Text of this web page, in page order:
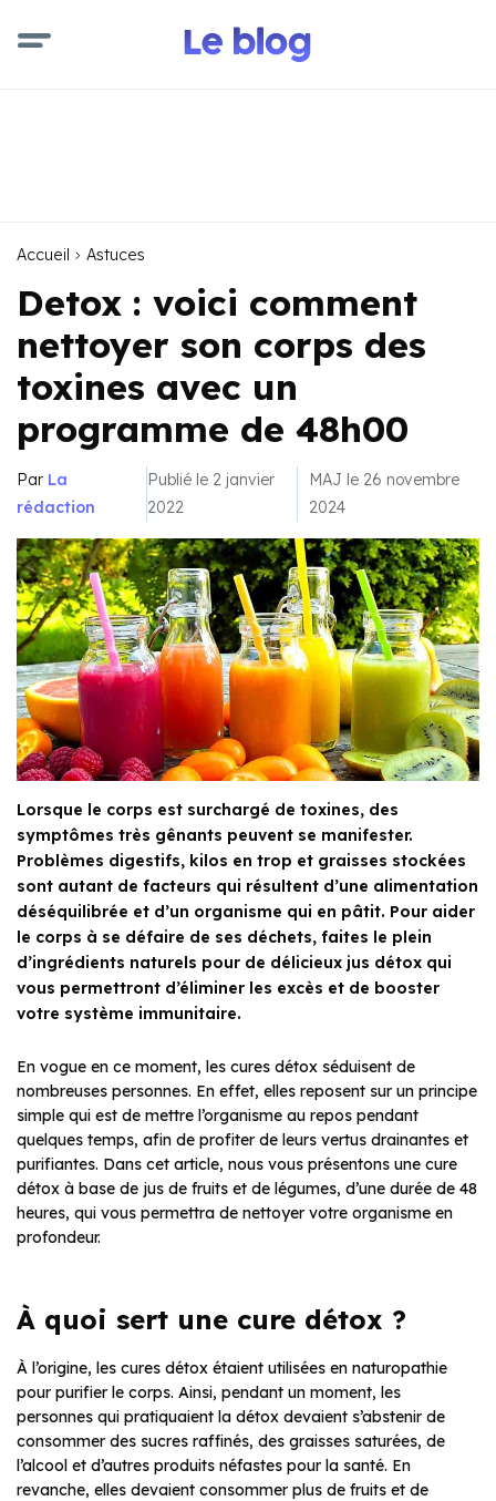
Accueil Astuces
Detox : voici comment
nettoyer son corps des
toxines avec un
programme de 48h00
Par La
rédaction
Publié le 2 janvier
2022
MAJ le 26 novembre
2024
Lorsque le corps est surchargé de toxines, des
symptômes très gênants peuvent se manifester.
Problèmes digestifs, kilos en trop et graisses stockées
sont autant de facteurs qui résultent d’une alimentation
déséquilibrée et d’un organisme qui en pâtit. Pour aider
le corps à se défaire de ses déchets, faites le plein
d’ingrédients naturels pour de délicieux jus détox qui
vous permettront d’éliminer les excès et de booster
votre système immunitaire.
En vogue en ce moment, les cures détox séduisent de
nombreuses personnes. En effet, elles reposent sur un principe
simple qui est de mettre l’organisme au repos pendant
quelques temps, afin de profiter de leurs vertus drainantes et
purifiantes. Dans cet article, nous vous présentons une cure
détox à base de jus de fruits et de légumes, d’une durée de 48
heures, qui vous permettra de nettoyer votre organisme en
profondeur.
À quoi sert une cure détox ?
À l’origine, les cures détox étaient utilisées en naturopathie
pour purifier le corps. Ainsi, pendant un moment, les
personnes qui pratiquaient la détox devaient s’abstenir de
consommer des sucres raffinés, des graisses saturées, de
l’alcool et d’autres produits néfastes pour la santé. En
revanche, elles devaient consommer plus de fruits et de